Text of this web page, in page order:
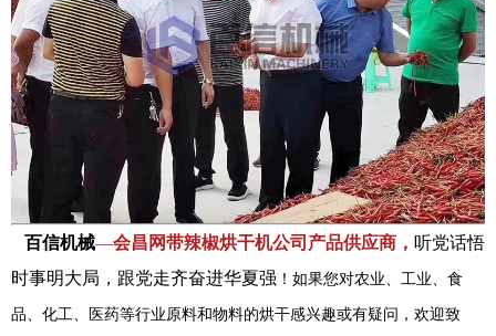
百信机械—会昌网带辣椒烘干机公司产品供应商， 听党话悟
时事明大局，跟党走齐奋进华夏强 ！如果您对农业、工业、食
品、化工、医药等行业原料和物料的烘干感兴趣或有疑问，欢迎致